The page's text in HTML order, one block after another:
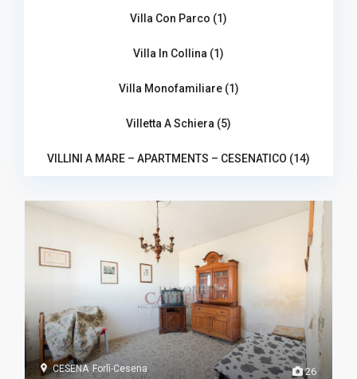
Villa Con Parco (1)
Villa In Collina (1)
Villa Monofamiliare (1)
Villetta A Schiera (5)
VILLINI A MARE – APARTMENTS – CESENATICO (14)
26
CESENA Forlì-Cesena